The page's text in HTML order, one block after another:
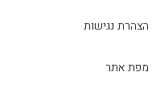
הצהרת נגישות
מפת אתר